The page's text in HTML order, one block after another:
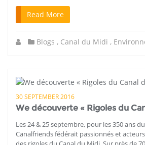
Read More
Blogs , Canal du Midi ,
30 SEPTEMBER 2016
We découverte « Rigoles du
Les 24 & 25 septembre, pour les 350 ans
Canalfriends fédérait passionnés et